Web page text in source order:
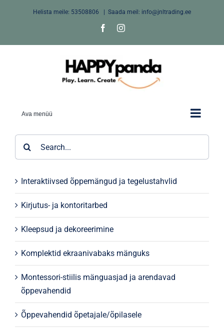
Helista meile: 53508806 Saada meil: info@jnltrading.ee
FacebookInstagram
Ava menüü
Interaktiivsed õppemängud ja tegelustahvlid
Kirjutus- ja kontoritarbed
Kleepsud ja dekoreerimine
Komplektid ekraanivabaks mänguks
Montessori-stiilis mänguasjad ja arendavad
õppevahendid
Õppevahendid õpetajale/õpilasele